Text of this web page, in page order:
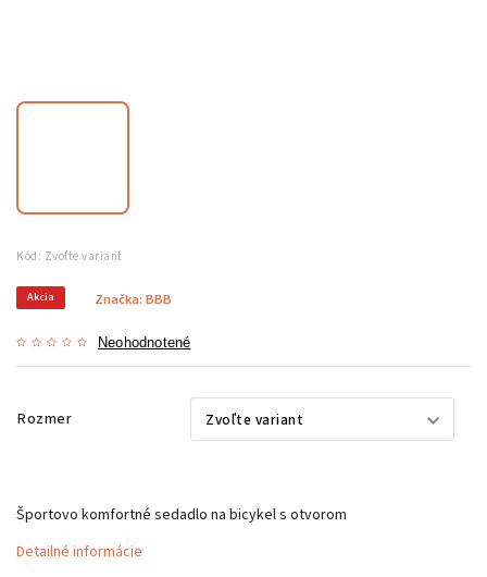
Kód: Zvoľte variant
Akcia
Neohodnotené
Značka: BBB
Rozmer
Športovo komfortné sedadlo na bicykel s otvorom
Detailné informácie